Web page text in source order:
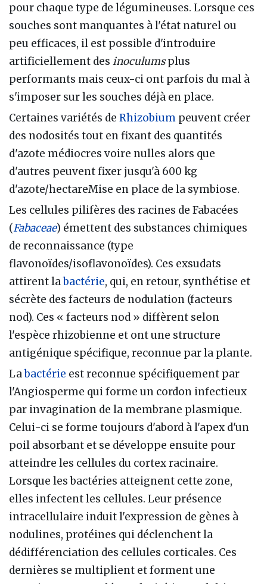
pour chaque type de légumineuses. Lorsque ces
souches sont manquantes à l'état naturel ou
peu efficaces, il est possible d'introduire
artificiellement des inoculumsplus
performants mais ceux-ci ont parfois du mal à
s'imposer sur les souches déjà en place.
Certaines variétés de Rhizobium peuvent créer
des nodosités tout en fixant des quantités
d'azote médiocres voire nulles alors que
d'autres peuvent fixer jusqu'à 600 kg
d'azote/hectareMise en place de la symbiose.
Les cellules pilifères des racines de Fabacées
(Fabaceae) émettent des substances chimiques
de reconnaissance (type
flavonoïdes/isoflavonoïdes). Ces exsudats
attirent labactérie, qui, en retour, synthétise et
sécrète des facteurs de nodulation (facteurs
nod). Ces « facteurs nod » diffèrent selon
l'espèce rhizobienne et ont une structure
antigénique spécifique, reconnue par la plante.
Labactérie est reconnue spécifiquement par
l'Angiosperme qui forme un cordon infectieux
par invagination de la membrane plasmique.
Celui-ci se forme toujours d'abord à l'apex d'un
poil absorbant et se développe ensuite pour
atteindre les cellules du cortex racinaire.
Lorsque les bactéries atteignent cette zone,
elles infectent les cellules. Leur présence
intracellulaire induit l'expression de gènes à
nodulines, protéines qui déclenchent la
dédifférenciation des cellules corticales. Ces
dernières se multiplient et forment une